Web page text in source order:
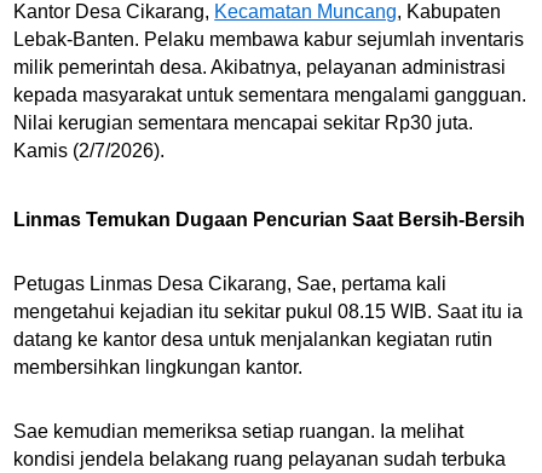
Kantor Desa Cikarang, Kecamatan Muncang, Kabupaten
Lebak-Banten. Pelaku membawa kabur sejumlah inventaris
milik pemerintah desa. Akibatnya, pelayanan administrasi
kepada masyarakat untuk sementara mengalami gangguan.
Nilai kerugian sementara mencapai sekitar Rp30 juta.
Kamis (2/7/2026).
Linmas Temukan Dugaan Pencurian Saat Bersih-Bersih
Petugas Linmas Desa Cikarang, Sae, pertama kali
mengetahui kejadian itu sekitar pukul 08.15 WIB. Saat itu ia
datang ke kantor desa untuk menjalankan kegiatan rutin
membersihkan lingkungan kantor.
Sae kemudian memeriksa setiap ruangan. Ia melihat
kondisi jendela belakang ruang pelayanan sudah terbuka